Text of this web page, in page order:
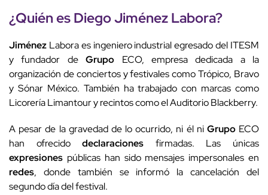
¿Quién esDiegoJiménezLabora?
Jiménez Labora es ingeniero industrial egresado del ITESM
y fundador deGrupo ECO, empresa dedicada a la
organización de conciertos y festivales como Trópico, Bravo
y Sónar México. También ha trabajado con marcas como
Licorería Limantour y recintos como el Auditorio Blackberry.
A pesar de la gravedad de lo ocurrido, ni él ni GrupoECO
han ofrecidodeclaraciones firmadas. Las únicas
expresiones públicas han sido mensajes impersonales en
redes, donde también se informó la cancelación del
segundo día del festival.